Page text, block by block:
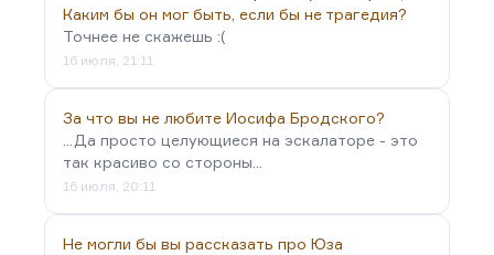
Каким бы он мог быть, если бы не трагедия?
Точнее не скажешь :(
16 июля, 21:11
За что вы не любите Иосифа Бродского?
...Да просто целующиеся на эскалаторе - это
так красиво со стороны...
16 июля, 20:11
Не могли бы вы рассказать про Юза